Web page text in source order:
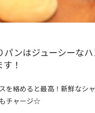
パンはジューシーな
！
を絡めると最高！新鮮なシ
チャージ☆